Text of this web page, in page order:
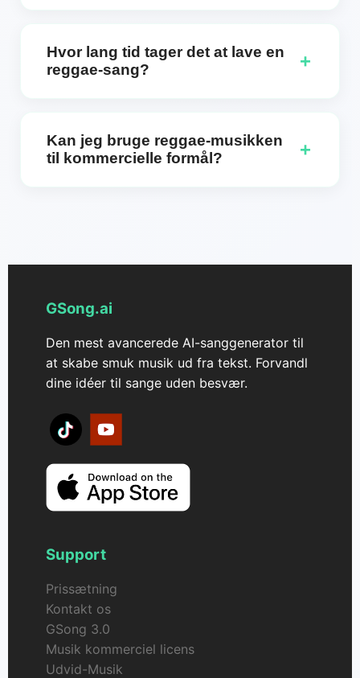
reggae-musik, der passer til din unikke vision.
Hvor lang tid tager det at lave en
reggae-sang?
+
downloade dine numre.
Kan jeg bruge reggae-musikken
til kommercielle formål?
+
og for hvert genereret reggae-track kan de
downloade en individuel kommerciel
licensautorisation fra GSong AI.
GSong.ai
Den mest avancerede AI-sanggenerator til
at skabe smuk musik ud fra tekst. Forvandl
dine idéer til sange uden besvær.
Support
Prissætning
Kontakt os
GSong 3.0
Musik kommerciel licens
Udvid-Musik